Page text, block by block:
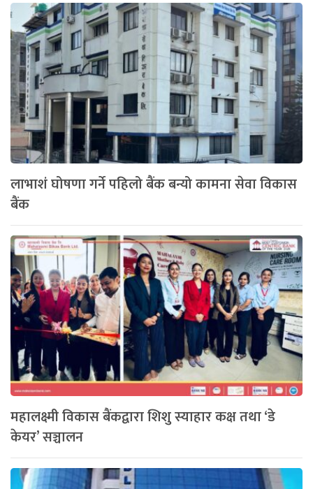
लाभाशं घोषणा गर्ने पहिलो बैंक बन्यो कामना सेवा विकास
बैंक
महालक्ष्मी विकास बैंकद्वारा शिशु स्याहार कक्ष तथा ‘डे
केयर’ सञ्चालन